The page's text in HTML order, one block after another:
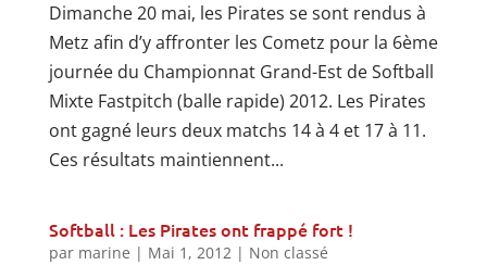
Dimanche 20 mai, les Pirates se sont rendus à
Metz afin d’y affronter les Cometz pour la 6ème
journée du Championnat Grand-Est de Softball
Mixte Fastpitch (balle rapide) 2012. Les Pirates
ont gagné leurs deux matchs 14 à 4 et 17 à 11.
Ces résultats maintiennent...
Softball : Les Pirates ont frappé fort !
par marine | Mai 1, 2012| Non classé